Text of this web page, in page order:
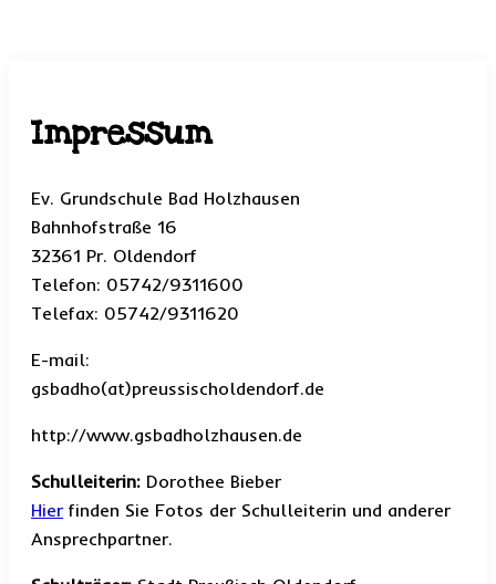
Impressum
Ev. Grundschule Bad Holzhausen
Bahnhofstraße 16
32361 Pr. Oldendorf
Telefon: 05742/9311600
Telefax: 05742/9311620
E-mail:
gsbadho(at)preussischoldendorf.de
http://www.gsbadholzhausen.de
Schulleiterin: Dorothee Bieber
Hier finden Sie Fotos der Schulleiterin und anderer
Ansprechpartner.